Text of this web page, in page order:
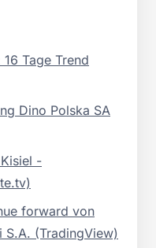
Tage Trend
Dino Polska SA
-
forward von
S.A. (TradingView)